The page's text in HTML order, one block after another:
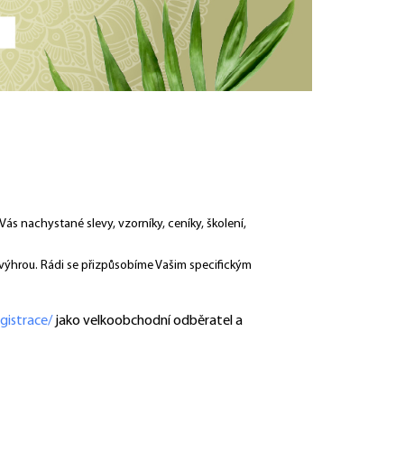
nachystané slevy, vzorníky, ceníky, školení,
Rádi se přizpůsobíme Vašim specifickým
jako velkoobchodní odběratel a